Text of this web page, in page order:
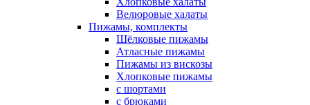
Велюровые халаты
Пижамы, комплекты
Шёлковые пижамы
Атласные пижамы
Пижамы из вискозы
Хлопковые пижамы
с шортами
с брюками